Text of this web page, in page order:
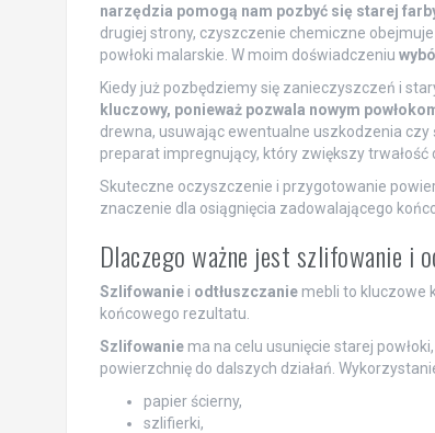
narzędzia pomogą nam pozbyć się starej
drugiej strony, czyszczenie chemiczne
powłoki malarskie. W moim doświadczeniu
Kiedy już pozbędziemy się zanieczyszczeń i
kluczowy, ponieważ pozwala nowym
drewna, usuwając ewentualne uszkodzenia
preparat impregnujący, który zwiększy trwałość
Skuteczne oczyszczenie i przygotowanie
znaczenie dla osiągnięcia zadowalającego
Dlaczego ważne jest szlifowanie i
Szlifowaniei odtłuszczaniemebli to kluczowe
końcowego rezultatu.
Szlifowaniema na celu usunięcie starej
powierzchnię do dalszych działań.
papier ścierny,
szlifierki,